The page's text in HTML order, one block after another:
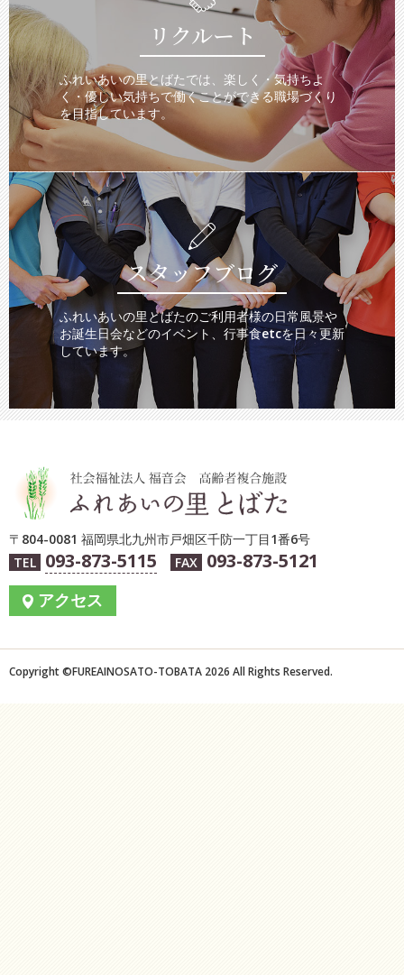
リクルート
ふれいあいの里とばたでは、楽しく・気持ちよ
く・優しい気持ちで働くことができる職場づくり
を目指しています。
スタッフブログ
ふれいあいの里とばたのご利用者様の日常風景や
お誕生日会などのイベント、行事食etcを日々更新
しています。
〒804-0081 福岡県北九州市戸畑区千防一丁目1番6号
TEL 093-873-5115 FAX 093-873-5121
アクセス
Copyright ©︎FUREAINOSATO-TOBATA 2026 All Rights Reserved.